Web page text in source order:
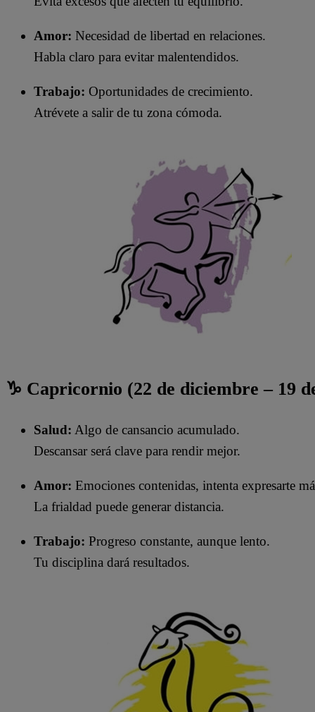
Amor: Necesidad de libertad en relaciones.
Habla claro para evitar malentendidos.
Trabajo: Oportunidades de crecimiento.
Atrévete a salir de tu zona cómoda.
♑ Capricornio (22 de diciembre – 19
Salud: Algo de cansancio acumulado.
Descansar será clave para rendir mejor.
Amor: Emociones contenidas, intenta expresarte
La frialdad puede generar distancia.
Trabajo: Progreso constante, aunque lento.
Tu disciplina dará resultados.